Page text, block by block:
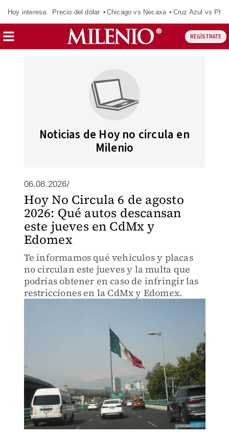
Hoy interesa: Precio del dólar Chicago vs Necaxa Cruz Azul vs
REGÍSTRATE
Noticias de Hoy no circula en
Milenio
06.08.2026/
Hoy No Circula 6 de agosto
2026: Qué autos descansan
este jueves en CdMx y
Edomex
Te informamos qué vehículos y placas
no circulan este jueves y la multa que
podrías obtener en caso de infringir las
restricciones en la CdMx y Edomex.